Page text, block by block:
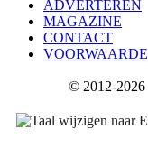
ADVERTEREN
MAGAZINE
CONTACT
© 2012-2026